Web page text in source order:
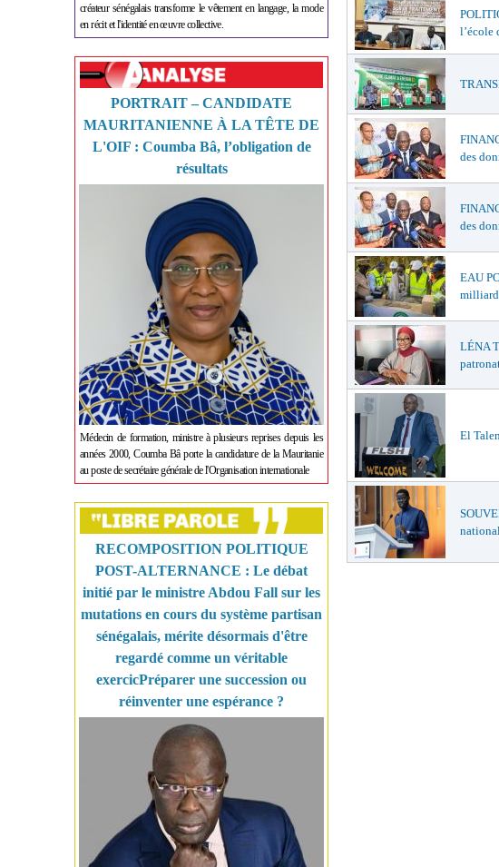
créateur sénégalais transforme le vêtement en langage, la mode
en récit et l'identité en œuvre collective.
PORTRAIT – CANDIDATE
MAURITANIENNE À LA TÊTE DE
L'OIF : Coumba Bâ, l’obligation de
résultats
Médecin de formation, ministre à plusieurs reprises depuis les
années 2000, Coumba Bâ porte la candidature de la Mauritanie
au poste de secrétaire générale de l'Organisation internationale
RECOMPOSITION POLITIQUE
POST-ALTERNANCE : Le débat
initié par le ministre Abdou Fall sur les
mutations en cours du système partisan
sénégalais, mérite désormais d'être
regardé comme un véritable
exercicPréparer une succession ou
réinventer une espérance ?
l’école
des
des
EAU
LÉNA
El